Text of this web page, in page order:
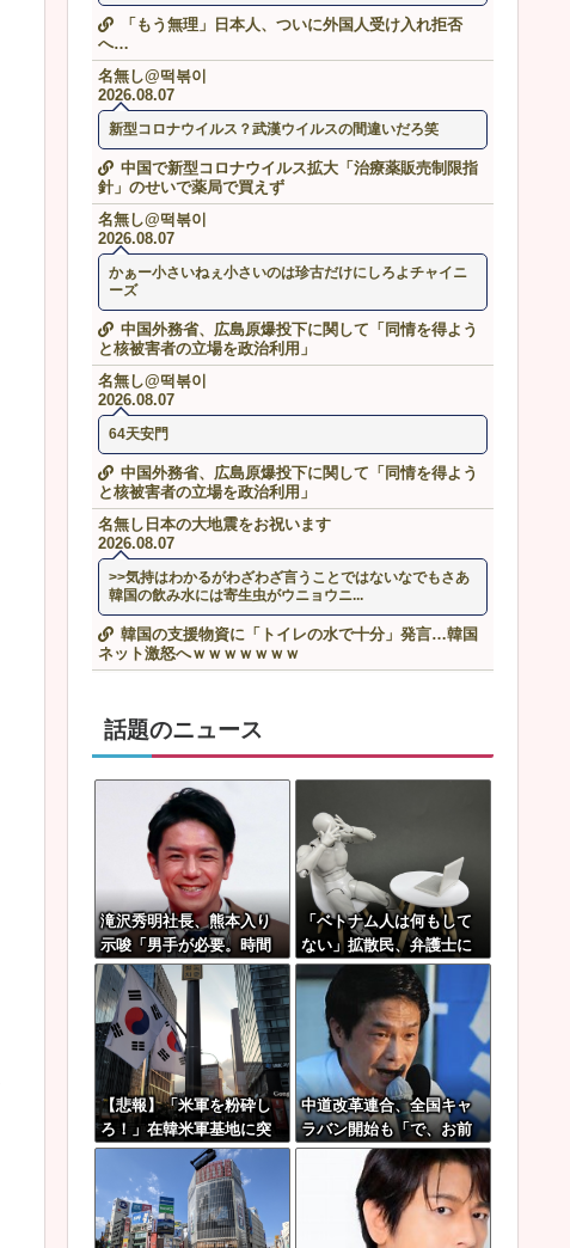
「もう無理」日本人、ついに外国人受け入れ拒否
へ…
名無し@떡볶이
2026.08.07
新型コロナウイルス？武漢ウイルスの間違いだろ笑
中国で新型コロナウイルス拡大「治療薬販売制限指
針」のせいで薬局で買えず
名無し@떡볶이
2026.08.07
かぁー小さいねぇ小さいのは珍古だけにしろよチャイニ
ーズ
中国外務省、広島原爆投下に関して「同情を得よう
と核被害者の立場を政治利用」
名無し@떡볶이
2026.08.07
64天安門
中国外務省、広島原爆投下に関して「同情を得よう
と核被害者の立場を政治利用」
名無し日本の大地震をお祝います
2026.08.07
>>気持はわかるがわざわざ言うことではないなでもさあ
韓国の飲み水には寄生虫がウニョウニ...
韓国の支援物資に「トイレの水で十分」発言…韓国
ネット激怒へｗｗｗｗｗｗｗ
話題のニュース
滝沢秀明社長、熊本入り
示唆「男手が必要。時間
を見つけて行きたい」
「ベトナム人は何もして
ない」拡散民、弁護士に
完全論破されるｗｗｗｗ
ｗｗｗ
【悲報】「米軍を粉砕し
ろ！」在韓米軍基地に突
入した韓国学生、即逮捕
中道改革連合、全国キャ
ラバン開始も「で、お前
誰？」状態ｗｗｗｗｗ